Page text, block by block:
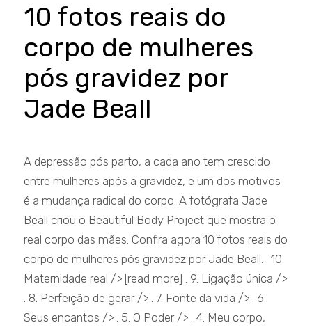
10 fotos reais do
corpo de mulheres
pós gravidez por
Jade Beall
A depressão pós parto, a cada ano tem crescido
entre mulheres após a gravidez, e um dos motivos
é a mudança radical do corpo. A fotógrafa Jade
Beall criou o Beautiful Body Project que mostra o
real corpo das mães. Confira agora 10 fotos reais do
corpo de mulheres pós gravidez por Jade Beall. . 10.
Maternidade real /> [read more] . 9. Ligação única />
. 8. Perfeição de gerar /> . 7. Fonte da vida /> . 6.
Seus encantos /> . 5. O Poder /> . 4. Meu corpo,